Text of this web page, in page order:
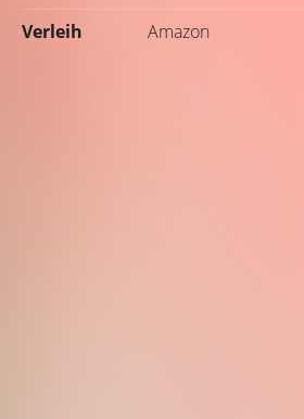
Verleih
Amazon